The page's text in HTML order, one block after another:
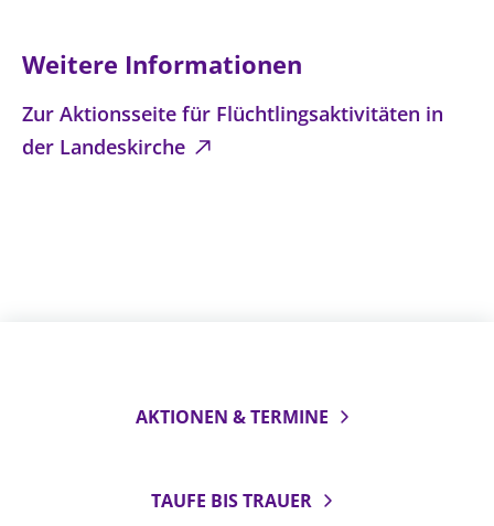
Weitere Informationen
Zur Aktionsseite für Flüchtlingsaktivitäten in
der Landeskirche
AKTIONEN & TERMINE
TAUFE BIS TRAUER